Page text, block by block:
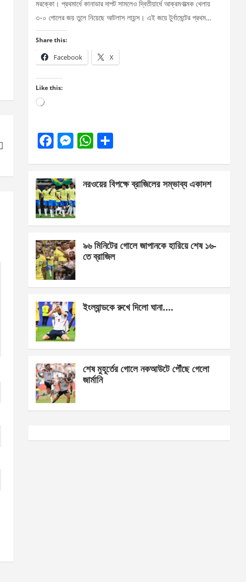
মরক্কো। প্রথমার্ধে কানাডার দাপট সামলেও দ্বিতীয়ার্ধে আক্রমণাত্মক খেলায়
৩-০ গোলের জয় তুলে নিয়েছে আটলাস লায়ন্স। এই জয়ে টুর্নামেন্টের প্রথম…
Share this:
Facebook X
Like this:
Loading…
F
b
o
o
k
M
n
g
er
W
s
p
e
নরওয়ের বিপক্ষে ব্রাজিলের সম্ভাব্য একাদশ
৯৬ মিনিটের গোলে জাপানকে হারিয়ে শেষ ১৬-
তে ব্রাজিল
ইংল্যান্ডকে রুখে দিলো ঘানা….
শেষ মুহূর্তের গোলে নকআউটে পৌঁছে গেলো
জার্মানি